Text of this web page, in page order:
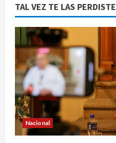
TAL VEZ TE LAS PERDISTE
Nacional